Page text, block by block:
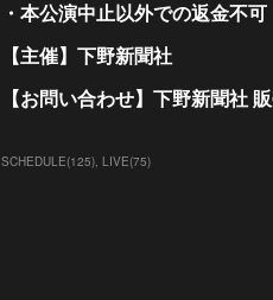
・本公演中止以外での返金不可
【主催】下野新聞社
【お問い合わせ】下野新聞社
SCHEDULE(125) LIVE(75)